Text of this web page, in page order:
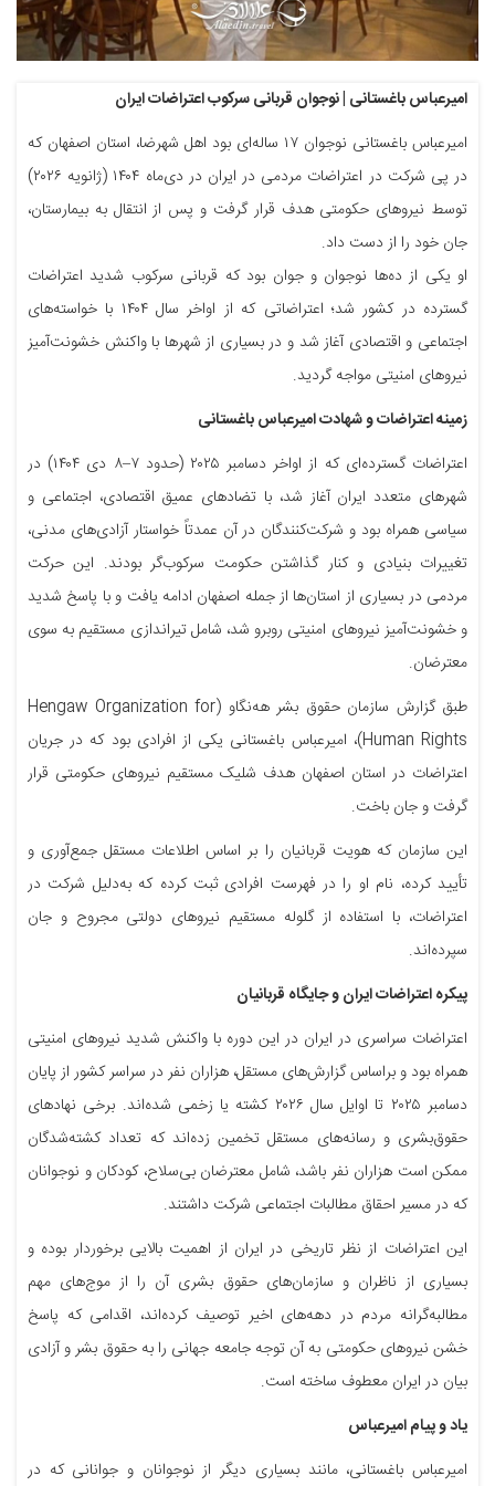
امیرعباس باغستانی | نوجوان قربانی سرکوب اعتراضات ایران
امیرعباس باغستانی نوجوان ۱۷ ساله‌ای بود اهل شهرضا، استان اصفهان که
در پی شرکت در اعتراضات مردمی در ایران در دی‌ماه ۱۴۰۴ (ژانویه ۲۰۲۶)
توسط نیروهای حکومتی هدف قرار گرفت و پس از انتقال به بیمارستان،
جان خود را از دست داد.
او یکی از ده‌ها نوجوان و جوان بود که قربانی سرکوب شدید اعتراضات
گسترده در کشور شد؛ اعتراضاتی که از اواخر سال ۱۴۰۴ با خواسته‌های
اجتماعی و اقتصادی آغاز شد و در بسیاری از شهرها با واکنش خشونت‌آمیز
نیروهای امنیتی مواجه گردید.
زمینه اعتراضات و شهادت امیرعباس باغستانی
اعتراضات گسترده‌ای که از اواخر دسامبر ۲۰۲۵ (حدود ۷–۸ دی ۱۴۰۴) در
شهرهای متعدد ایران آغاز شد، با تضادهای عمیق اقتصادی، اجتماعی و
سیاسی همراه بود و شرکت‌کنندگان در آن عمدتاً خواستار آزادی‌های مدنی،
تغییرات بنیادی و کنار گذاشتن حکومت سرکوب‌گر بودند. این حرکت
مردمی در بسیاری از استان‌ها از جمله اصفهان ادامه یافت و با پاسخ شدید
و خشونت‌آمیز نیروهای امنیتی روبرو شد، شامل تیراندازی مستقیم به سوی
معترضان.
طبق گزارش سازمان حقوق بشر هه‌نگاو (Hengaw Organization for
Human Rights)، امیرعباس باغستانی یکی از افرادی بود که در جریان
اعتراضات در استان اصفهان هدف شلیک مستقیم نیروهای حکومتی قرار
گرفت و جان باخت.
این سازمان که هویت قربانیان را بر اساس اطلاعات مستقل جمع‌آوری و
تأیید کرده، نام او را در فهرست افرادی ثبت کرده که به‌دلیل شرکت در
اعتراضات، با استفاده از گلوله مستقیم نیروهای دولتی مجروح و جان
سپرده‌اند.
پیکره اعتراضات ایران و جایگاه قربانیان
اعتراضات سراسری در ایران در این دوره با واکنش شدید نیروهای امنیتی
همراه بود و براساس گزارش‌های مستقل، هزاران نفر در سراسر کشور از پایان
دسامبر ۲۰۲۵ تا اوایل سال ۲۰۲۶ کشته یا زخمی شده‌اند. برخی نهادهای
حقوق‌بشری و رسانه‌های مستقل تخمین زده‌اند که تعداد کشته‌شدگان
ممکن است هزاران نفر باشد، شامل معترضان بی‌سلاح، کودکان و نوجوانان
که در مسیر احقاق مطالبات اجتماعی شرکت داشتند.
این اعتراضات از نظر تاریخی در ایران از اهمیت بالایی برخوردار بوده و
بسیاری از ناظران و سازمان‌های حقوق بشری آن را از موج‌های مهم
مطالبه‌گرانه مردم در دهه‌های اخیر توصیف کرده‌اند، اقدامی که پاسخ
خشن نیروهای حکومتی به آن توجه جامعه جهانی را به حقوق بشر و آزادی
بیان در ایران معطوف ساخته است.
یاد و پیام امیرعباس
امیرعباس باغستانی، مانند بسیاری دیگر از نوجوانان و جوانانی که در